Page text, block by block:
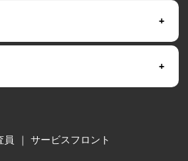
員 ｜サービスフロント